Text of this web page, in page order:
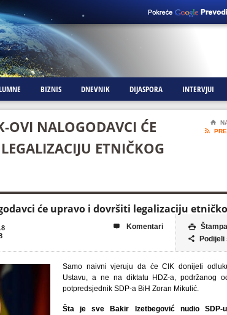
BIZNIS DNEVNIK DIJASPORA INTERVJUI
OVI NALOGODAVCI ĆE
ETNIČKOG
⌂

će upravo i dovršiti legalizaciju


 Komentari
Samo naivni vjeruju da će CIK donijeti
Ustavu, a ne na diktatu HDZ-a, podržanog
potpredsjednik SDP-a BiH Zoran Mikulić.
Šta je sve Bakir Izetbegović nudio SDP-